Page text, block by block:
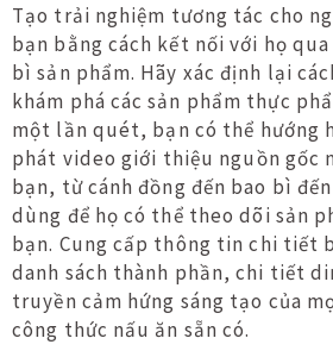
Tạo trải nghiệm tương tác cho
bạn bằng cách kết nối với họ qua
bì sản phẩm. Hãy xác định lại
khám phá các sản phẩm thực
một lần quét, bạn có thể hướng
phát video giới thiệu nguồn gốc
bạn, từ cánh đồng đến bao bì
dùng để họ có thể theo dõi sản
bạn. Cung cấp thông tin chi tiết
danh sách thành phần, chi tiết
truyền cảm hứng sáng tạo của
công thức nấu ăn sẵn có.